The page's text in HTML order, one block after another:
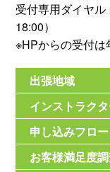
受付専用ダイヤ
18:00）
※HPからの受付は
出張地域
インストラク
申し込みフロー
お客様満足度